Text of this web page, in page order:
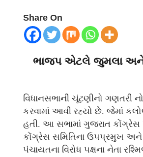
Share On
ભાજપ એટલે જુમલા અને
વિધાનસભાની ચૂંટણીનો ગણતરી
કરવામાં આવી રહ્યો છે. જેમાં
હતી. આ સભામાં ગુજરાત કોંગ્રેસ
કોંગ્રેસ સમિતિના ઉપપ્રમુખ અને
પંચાયતના વિરોધ પક્ષના નેતા